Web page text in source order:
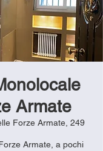
Armate
Forze Armate, 249
Armate, a pochi